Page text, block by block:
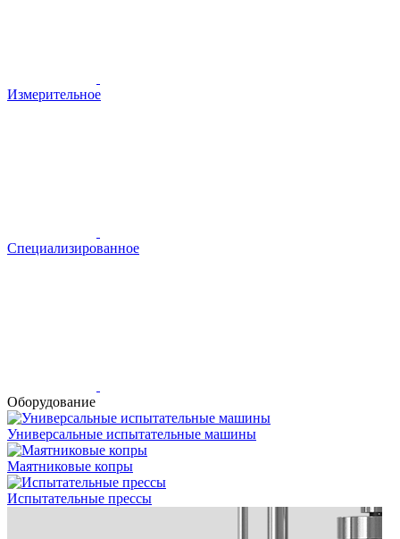
Измерительное
Специализированное
Оборудование
Универсальные испытательные машины
Маятниковые копры
Испытательные прессы